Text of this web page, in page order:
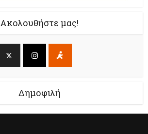
Ακολουθήστε μας!
Δημοφιλή